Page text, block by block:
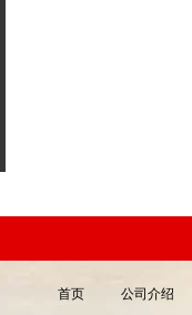
首页 公司介绍